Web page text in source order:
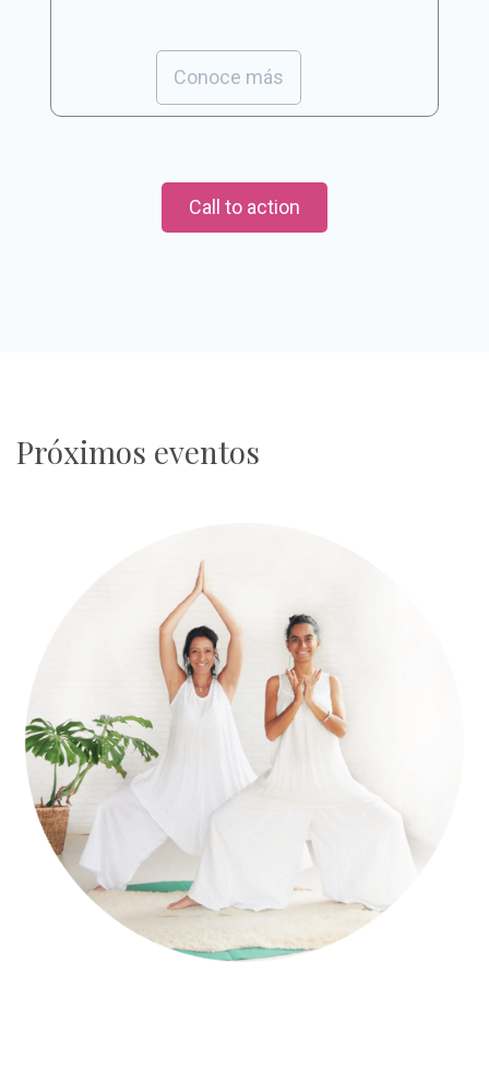
Conoce más
Call to action
Próximos eventos